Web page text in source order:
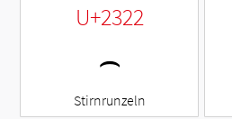
U+2322
⌢
Stirnrunzeln